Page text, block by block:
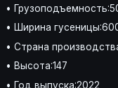
•
• Ширина
• Страна
• Высота:147
• Год выпуска:2022